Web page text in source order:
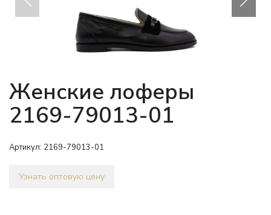
Женские лоферы
2169-79013-01
Артикул: 2169-79013-01
Узнать оптовую цену